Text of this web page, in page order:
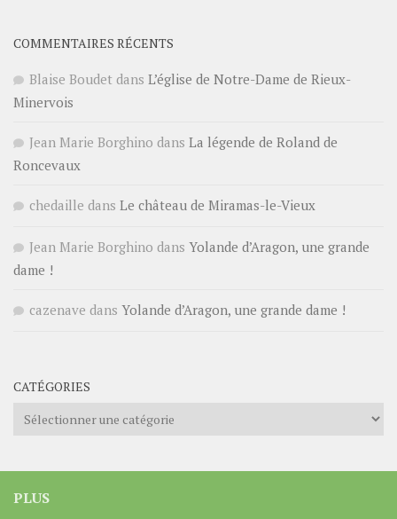
COMMENTAIRES RÉCENTS
Blaise Boudet dans L’église de Notre-Dame de Rieux-
Minervois
Jean Marie Borghino dans La légende de Roland de
Roncevaux
chedaille dans Le château de Miramas-le-Vieux
Jean Marie Borghino dans Yolande d’Aragon, une grande
dame !
cazenave dans Yolande d’Aragon, une grande dame !
CATÉGORIES
Catégories
PLUS